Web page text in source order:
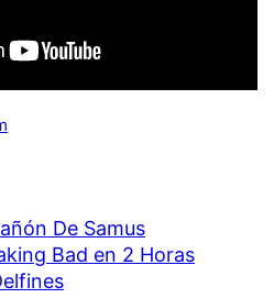
De Samus
Bad en 2 Horas